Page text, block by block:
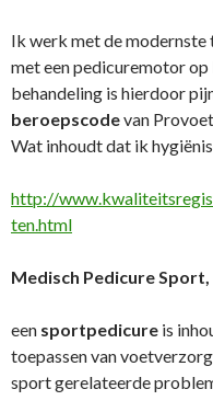
Ik werk met de
met een pedicuremotor
behandeling is hierdoor
beroepscodevan Provoet
Wat inhoudt dat ik
http://
ten.html
Medisch Pedicure Sport,
een sportpedicure is
toepassen van
sport gerelateerde